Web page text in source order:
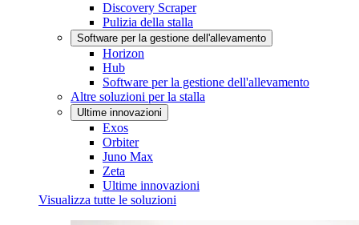
Discovery Scraper
Pulizia della stalla
Software per la gestione dell'allevamento
Horizon
Hub
Software per la gestione dell'allevamento
Altre soluzioni per la stalla
Ultime innovazioni
Exos
Orbiter
Juno Max
Zeta
Ultime innovazioni
Visualizza tutte le soluzioni